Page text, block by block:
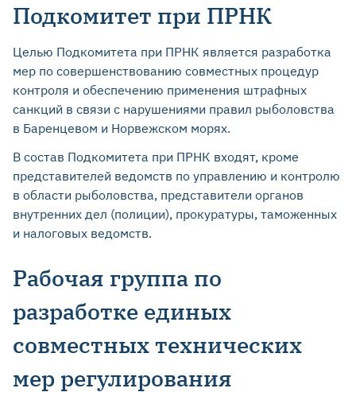
Подкомитет при ПРНК
Целью Подкомитета при ПРНК является разработка
мер по совершенствованию совместных процедур
контроля и обеспечению применения штрафных
санкций в связи с нарушениями правил рыболовства
в Баренцевом и Норвежском морях.
В состав Подкомитета при ПРНК входят, кроме
представителей ведомств по управлению и контролю
в области рыболовства, представители органов
внутренних дел (полиции), прокуратуры, таможенных
и налоговых ведомств.
Рабочая группа по
разработке единых
совместных технических
мер регулирования